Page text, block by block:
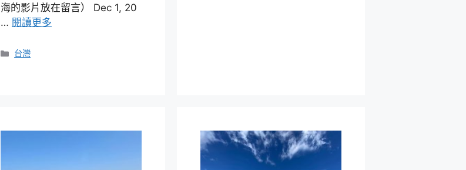
海的影片放在留言） Dec 1, 20
… 閱讀更多
分
台灣